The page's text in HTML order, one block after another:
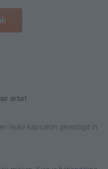
artist
leuke kapsalon gevestigd in